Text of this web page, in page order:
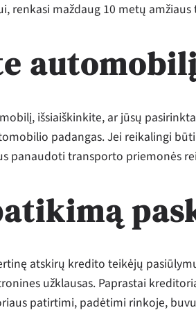
renkasi maždaug 10 metų
išsiaiškinkite, ar jūsų
padangas. Jei reikalingi
panaudoti transporto priemonės
atskirų kredito teikėjų
užklausas. Paprastai
patirtimi, padėtimi rinkoje,